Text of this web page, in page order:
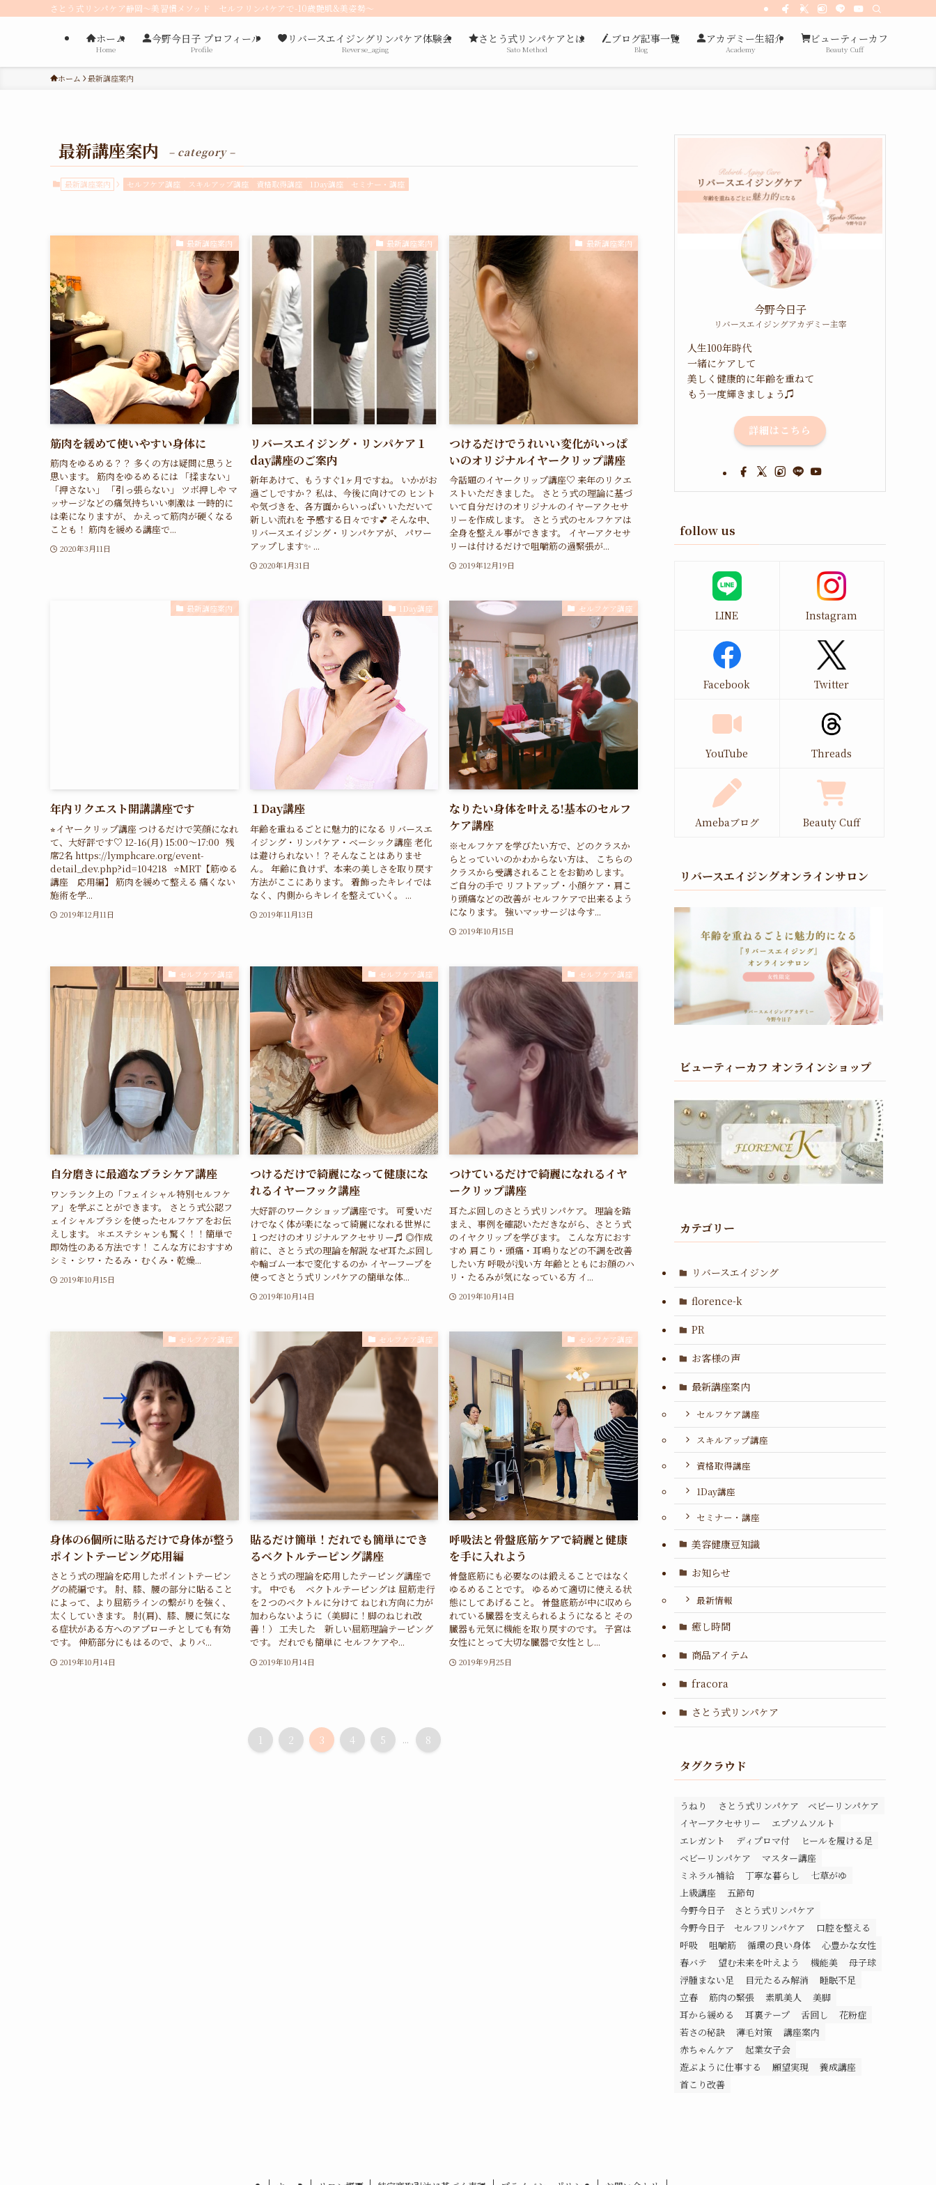
さとう式リンパケア静岡〜美習慣メソッド セルフリンパケアで-10歳艶肌&美姿勢〜
ホーム
Home
今野今日子 プロフィール
Profile
リバースエイジングリンパケア体験会
Reverse_aging
さとう式リンパケアとは
Sato Method
ブログ記事一覧
Blog
アカデミー生紹介
Academy
ビューティーカフ
Beauty Cuff
ホーム 最新講座案内
最新講座案内 – category –
最新講座案内 セルフケア講座 スキルアップ講座 資格取得講座 1Day講座 セミナー・講座
最新講座案内
筋肉を緩めて使いやすい身体に
筋肉をゆるめる？？ 多くの方は疑問に思うと
思います。 筋肉をゆるめるには 「揉まない」
「押さない」 「引っ張らない」 ツボ押しや マ
ッサージなどの痛気持ちいい刺激は 一時的に
は楽になりますが、 かえって筋肉が硬くなる
ことも！ 筋肉を緩める講座で...
2020年3月11日
最新講座案内
リバースエイジング・リンパケア１
day講座のご案内
新年あけて、もうすぐ1ヶ月ですね。 いかがお
過ごしですか？ 私は、今後に向けての ヒント
や気づきを、各方面からいっぱい いただいて
新しい流れを 予感する日々です💕 そんな中、
リバースエイジング・リンパケアが、 パワー
アップします✨ ...
2020年1月31日
最新講座案内
つけるだけでうれいい変化がいっぱ
いのオリジナルイヤークリップ講座
今話題のイヤークリップ講座♡ 来年のリクエ
ストいただきました。 さとう式の理論に基づ
いて自分だけのオリジナルのイヤーアクセサ
リーを作成します。 さとう式のセルフケアは
全身を整えル事ができます。 イヤーアクセサ
リーは付けるだけで咀嚼筋の過緊張が...
2019年12月19日
最新講座案内
年内リクエスト開講講座です
⭐︎イヤークリップ講座 つけるだけで笑顔になれ
て、大好評です♡ 12-16(月) 15:00〜17:00 残
席2名 https://lymphcare.org/event-
detail_dev.php?id=104218 ⭐️MRT【筋ゆる
講座 応用編】 筋肉を緩めて整える 痛くない
施術を学...
2019年12月11日
1Day講座
１Day講座
年齢を重ねるごとに魅力的になる リバースエ
イジング・リンパケア・ベーシック講座 老化
は避けられない！？そんなことはありませ
ん。 年齢に負けず、本来の美しさを取り戻す
方法がここにあります。 着飾ったキレイでは
なく、内側からキレイを整えていく。 ...
2019年11月13日
セルフケア講座
なりたい身体を叶える!基本のセルフ
ケア講座
※セルフケアを学びたい方で、どのクラスか
らとっていいのかわからない方は、 こちらの
クラスから受講されることをお勧めします。
ご自分の手で リフトアップ・小顔ケア・肩こ
り頭痛などの改善が セルフケアで出来るよう
になります。 強いマッサージは今す...
2019年10月15日
セルフケア講座
自分磨きに最適なブラシケア講座
ワンランク上の「フェイシャル特別セルフケ
ア」を学ぶことができます。 さとう式公認フ
ェイシャルブラシを使ったセルフケアをお伝
えします。 ＊エステシャンも驚く！！簡単で
即効性のある方法です！ こんな方におすすめ
シミ・シワ・たるみ・むくみ・乾燥...
2019年10月15日
セルフケア講座
つけるだけで綺麗になって健康にな
れるイヤーフック講座
大好評のワークショップ講座です。 可愛いだ
けでなく体が楽になって綺麗になれる世界に
１つだけのオリジナルアクセサリー♬ ◎作成
前に、さとう式の理論を解説 なぜ耳たぶ回し
や輪ゴム一本で変化するのか イヤーフープを
使ってさとう式リンパケアの簡単な体...
2019年10月14日
セルフケア講座
つけているだけで綺麗になれるイヤ
ークリップ講座
耳たぶ回しのさとう式リンパケア。 理論を踏
まえ、事例を確認いただきながら、さとう式
のイヤクリップを学びます。 こんな方におす
すめ 肩こり・頭痛・耳鳴りなどの不調を改善
したい方 呼吸が浅い方 年齢とともにお顔のハ
リ・たるみが気になっている方 イ...
2019年10月14日
セルフケア講座
身体の6個所に貼るだけで身体が整う
ポイントテーピング応用編
さとう式の理論を応用したポイントテーピン
グの続編です。 肘、膝、腰の部分に貼ること
によって、より屈筋ラインの繋がりを強く、
太くしていきます。 肘(肩)、膝、腰に気にな
る症状がある方へのアプローチとしても有効
です。 伸筋部分にもはるので、よりバ...
2019年10月14日
セルフケア講座
貼るだけ簡単！だれでも簡単にでき
るベクトルテーピング講座
さとう式の理論を応用したテーピング講座で
す。 中でも ベクトルテーピングは 屈筋走行
を２つのベクトルに分けて ねじれ方向に力が
加わらないように（美脚に！脚のねじれ改
善！） 工夫した 新しい屈筋理論テーピング
です。 だれでも簡単に セルフケアや...
2019年10月14日
セルフケア講座
呼吸法と骨盤底筋ケアで綺麗と健康
を手に入れよう
骨盤底筋にも必要なのは鍛えることではなく
ゆるめることです。 ゆるめて適切に使える状
態にしてあげること。 骨盤底筋が中に収めら
れている臓器を支えられるようになると その
臓器も元気に機能を取り戻すのです。 子宮は
女性にとって大切な臓器で女性とし...
2019年9月25日
1 2 3 4 5 ... 8
今野今日子
リバースエイジングアカデミー主宰
人生100年時代
一緒にケアして
美しく健康的に年齢を重ねて
もう一度輝きましょう♫
詳細はこちら
follow us
LINE Instagram
Facebook Twitter
YouTube Threads
Amebaブログ Beauty Cuff
リバースエイジングオンラインサロン
ビューティーカフ オンラインショップ
カテゴリー
リバースエイジング
florence-k
PR
お客様の声
最新講座案内
セルフケア講座
スキルアップ講座
資格取得講座
1Day講座
セミナー・講座
美容健康豆知識
お知らせ
最新情報
癒し時間
商品アイテム
fracora
さとう式リンパケア
タグクラウド
うねり
さとう式リンパケア ベビーリンパケア
イヤーアクセサリー
エプソムソルト
エレガント
ディプロマ付
ヒールを履ける足
ベビーリンパケア
マスター講座
ミネラル補給
丁寧な暮らし
七草がゆ
上級講座
五節句
今野今日子 さとう式リンパケア
今野今日子 セルフリンパケア
口腔を整える
呼吸
咀嚼筋 循環の良い身体
心豊かな女性
春バテ
望む未来を叶えよう 機能美
母子球
浮腫まない足
目元たるみ解消
睡眠不足
立春
筋肉の緊張 素肌美人
美脚
耳から緩める
耳裏テープ 舌回し
花粉症
若さの秘訣
薄毛対策
講座案内
赤ちゃんケア
起業女子会
遊ぶように仕事する
願望実現
養成講座
首こり改善